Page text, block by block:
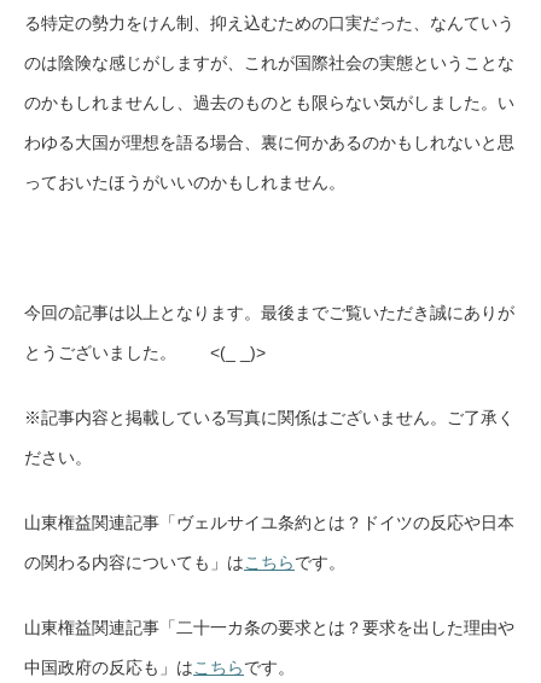
る特定の勢力をけん制、抑え込むための口実だった、なんていう
のは陰険な感じがしますが、これが国際社会の実態ということな
のかもしれませんし、過去のものとも限らない気がしました。い
わゆる大国が理想を語る場合、裏に何かあるのかもしれないと思
っておいたほうがいいのかもしれません。
今回の記事は以上となります。最後までご覧いただき誠にありが
とうございました。 <(_ _)>
※記事内容と掲載している写真に関係はございません。ご了承く
ださい。
山東権益関連記事「ヴェルサイユ条約とは？ドイツの反応や日本
の関わる内容についても」はこちらです。
山東権益関連記事「二十一カ条の要求とは？要求を出した理由や
中国政府の反応も」はこちらです。